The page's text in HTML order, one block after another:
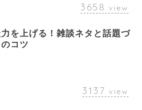
3658 view
を上げる！雑談ネタと話題づ
のコツ
3137 view